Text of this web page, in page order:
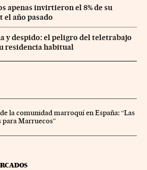
apenas invirtieron el 8% de su
año pasado
y despido: el peligro del teletrabajo
residencia habitual
la comunidad marroquí en España: “Las
para Marruecos”